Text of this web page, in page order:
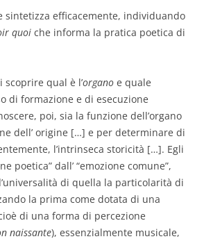
sintetizza efficacemente, individuando
quoi che informa la pratica poetica di
qual è l’organo e quale
di formazione e di esecuzione
poi, sia la funzione dell’organo
dell’ origine […] e per determinare di
l’intrinseca storicità […]. Egli
poetica” dall’ “emozione comune”,
di quella la particolarità di
la prima come dotata di una
di una forma di percezione
naissante), essenzialmente musicale,